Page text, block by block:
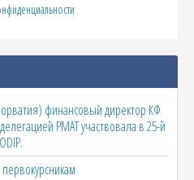
финансовый директор КФ
РМАТ участвовала в 25-й